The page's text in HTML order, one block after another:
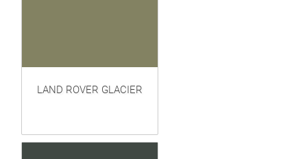
LAND ROVER GLACIER